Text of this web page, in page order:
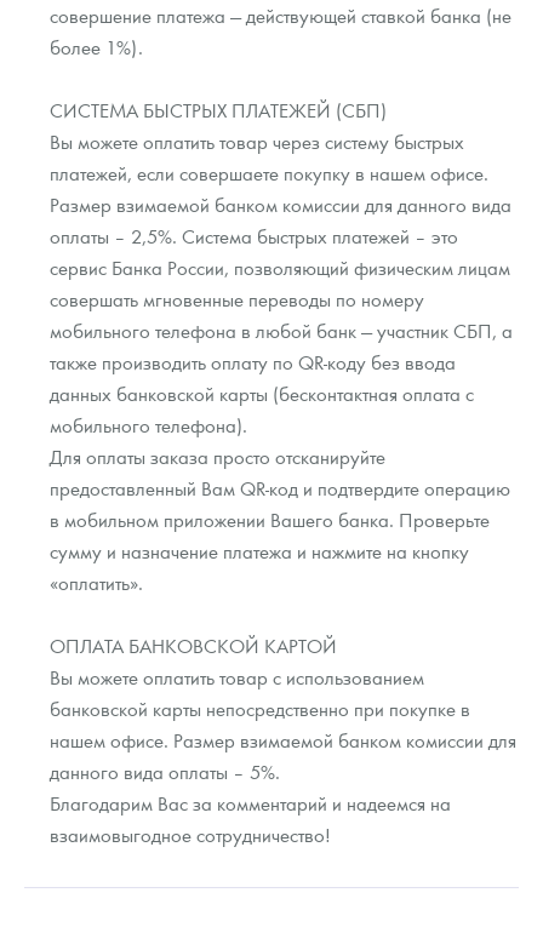
совершение платежа — действующей ставкой банка (не
более 1%).
СИСТЕМА БЫСТРЫХ ПЛАТЕЖЕЙ (СБП)
Вы можете оплатить товар через систему быстрых
платежей, если совершаете покупку в нашем офисе.
Размер взимаемой банком комиссии для данного вида
оплаты – 2,5%. Система быстрых платежей – это
сервис Банка России, позволяющий физическим лицам
совершать мгновенные переводы по номеру
мобильного телефона в любой банк — участник СБП, а
также производить оплату по QR-коду без ввода
данных банковской карты (бесконтактная оплата с
мобильного телефона).
Для оплаты заказа просто отсканируйте
предоставленный Вам QR-код и подтвердите операцию
в мобильном приложении Вашего банка. Проверьте
сумму и назначение платежа и нажмите на кнопку
«оплатить».
ОПЛАТА БАНКОВСКОЙ КАРТОЙ
Вы можете оплатить товар с использованием
банковской карты непосредственно при покупке в
нашем офисе. Размер взимаемой банком комиссии для
данного вида оплаты – 5%.
Благодарим Вас за комментарий и надеемся на
взаимовыгодное сотрудничество!